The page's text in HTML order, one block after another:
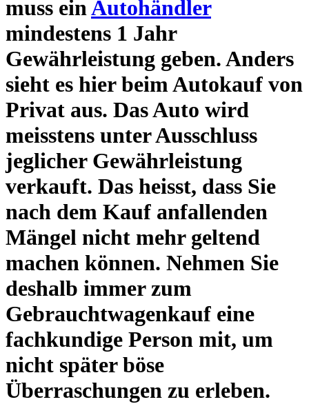
muss einAutohändler
mindestens 1 Jahr
Gewährleistung geben. Anders
sieht es hier beim Autokauf von
Privat aus. Das Auto wird
meisstens unter Ausschluss
jeglicher Gewährleistung
verkauft. Das heisst, dass Sie
nach dem Kauf anfallenden
Mängel nicht mehr geltend
machen können. Nehmen Sie
deshalb immer zum
Gebrauchtwagenkauf eine
fachkundige Person mit, um
nicht später böse
Überraschungen zu erleben.